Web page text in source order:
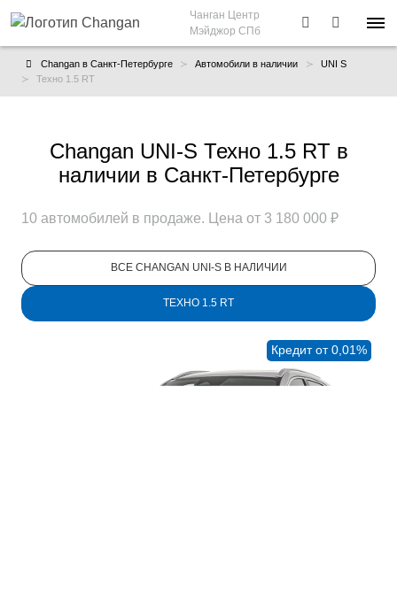
Чанган Центр
Мэйджор СПб
Changan в Санкт-Петербурге Автомобили в наличии
UNI S
Техно 1.5 RT
Changan UNI-S Техно 1.5 RT в
наличии в Санкт-Петербурге
10 автомобилей в продаже. Цена от 3 180 000 ₽
ВСЕ CHANGAN UNI-S В НАЛИЧИИ
ТЕХНО 1.5 RT
Кредит от 0,01%